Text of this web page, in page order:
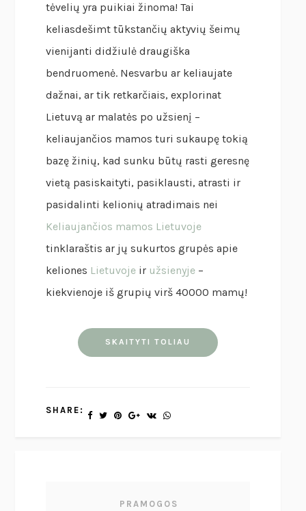
tėvelių yra puikiai žinoma! Tai
keliasdešimt tūkstančių aktyvių šeimų
vienijanti didžiulė draugiška
bendruomenė. Nesvarbu ar keliaujate
dažnai, ar tik retkarčiais, explorinat
Lietuvą ar malatės po užsienį –
keliaujančios mamos turi sukaupę tokią
bazę žinių, kad sunku būtų rasti geresnę
vietą pasiskaityti, pasiklausti, atrasti ir
pasidalinti kelionių atradimais nei
Keliaujančios mamos Lietuvoje
tinklaraštis ar jų sukurtos grupės apie
keliones Lietuvoje ir užsienyje –
kiekvienoje iš grupių virš 40000 mamų!
SKAITYTI TOLIAU
SHARE:
PRAMOGOS